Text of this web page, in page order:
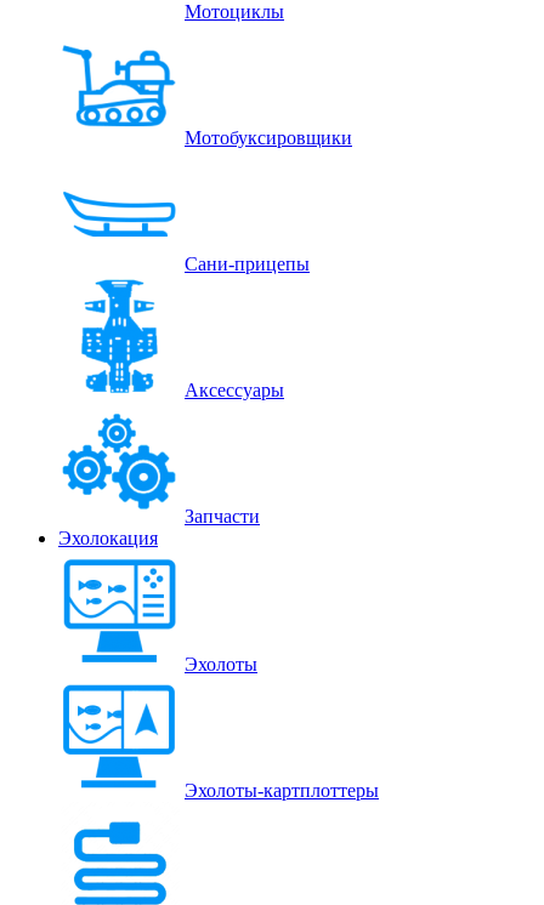
Мотоциклы
Мотобуксировщики
Сани-прицепы
Аксессуары
Запчасти
Эхолокация
Эхолоты
Эхолоты-картплоттеры